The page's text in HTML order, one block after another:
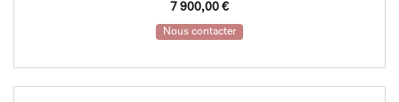
7 900,00 €
Nous contacter